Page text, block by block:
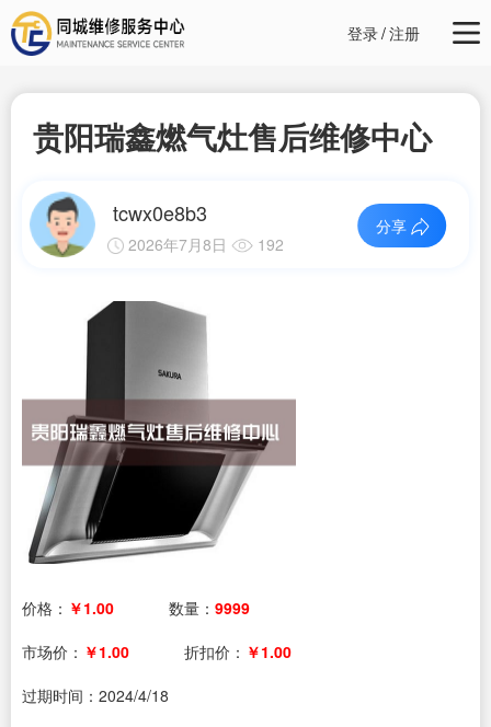
登录/注册
贵阳瑞鑫燃气灶售后维修中心
tcwx0e8b3
2026年7月8日 192
分享
价格： ￥1.00 数量： 9999
市场价： ￥1.00 折扣价： ￥1.00
过期时间： 2024/4/18